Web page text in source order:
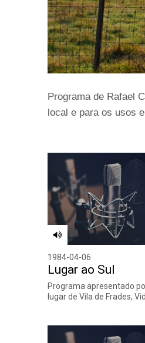
Programa de Rafael
local e para os usos
1984-04-06
Lugar ao Sul
Programa apresentado
lugar de Vila de Frades,